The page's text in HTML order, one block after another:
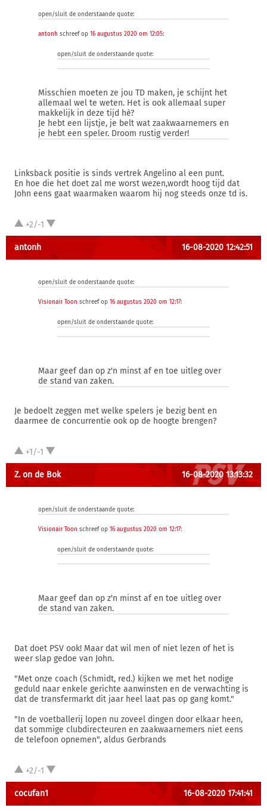
open/sluit de onderstaande quote:
antonh schreef op 16 augustus 2020 om 12:05:
open/sluit de onderstaande quote:
Misschien moeten ze jou TD maken, je schijnt het
allemaal wel te weten. Het is ook allemaal super
makkelijk in deze tijd hè?
Je hebt een lijstje, je belt wat zaakwaarnemers en
je hebt een speler. Droom rustig verder!
Linksback positie is sinds vertrek Angelino al een punt.
En hoe die het doet zal me worst wezen,wordt hoog tijd dat
John eens gaat waarmaken waarom hij nog steeds onze td is.
+2/-1
antonh 16-08-2020 12:42:51
open/sluit de onderstaande quote:
Visionair Toon schreef op 16 augustus 2020 om 12:17:
open/sluit de onderstaande quote:
Maar geef dan op z'n minst af en toe uitleg over
de stand van zaken.
Je bedoelt zeggen met welke spelers je bezig bent en
daarmee de concurrentie ook op de hoogte brengen?
+1/-1
Z. on de Bok 16-08-2020 13:13:32
open/sluit de onderstaande quote:
Visionair Toon schreef op 16 augustus 2020 om 12:17:
open/sluit de onderstaande quote:
Maar geef dan op z'n minst af en toe uitleg over
de stand van zaken.
Dat doet PSV ook! Maar dat wil men of niet lezen of het is
weer slap gedoe van John.
"Met onze coach (Schmidt, red.) kijken we met het nodige
geduld naar enkele gerichte aanwinsten en de verwachting is
dat de transfermarkt dit jaar heel laat pas op gang komt."
"In de voetballerij lopen nu zoveel dingen door elkaar heen,
dat sommige clubdirecteuren en zaakwaarnemers niet eens
de telefoon opnemen", aldus Gerbrands
+2/-1
cocufan1 16-08-2020 17:41:41